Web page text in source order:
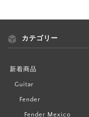
カテゴリー
新着商品
Guitar
Fender
Fender Mexico